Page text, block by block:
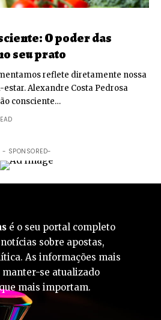
O poder das
seu prato
reflete diretamente nossa
estar. Alexandre Costa Pedrosa
consciente…
- SPONSORED-
é o seu portal completo
sobre apostas,
As informações mais
se atualizado
mais importam.